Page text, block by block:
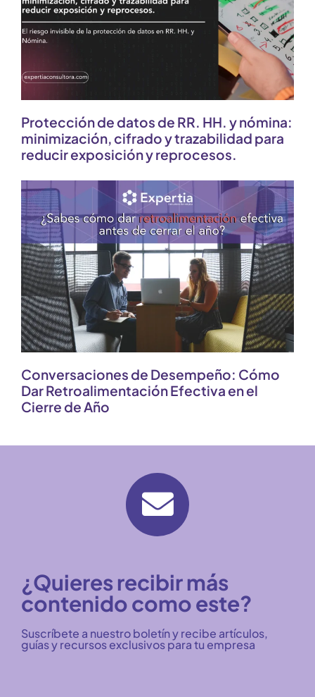
Protección de datos de RR. HH. y nómina:
minimización, cifrado y trazabilidad para
reducir exposición y reprocesos.
Conversaciones de Desempeño: Cómo
Dar Retroalimentación Efectiva en el
Cierre de Año
¿Quieres recibir más
contenido como este?
Suscríbete a nuestro boletín y recibe artículos,
guías y recursos exclusivos para tu empresa